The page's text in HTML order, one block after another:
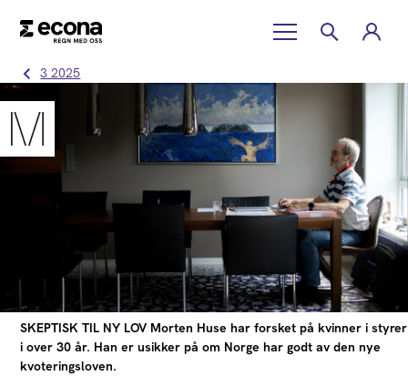
3 2025
SKEPTISK TIL NY LOV Morten Huse har forsket på kvinner i styrer
i over 30 år. Han er usikker på om Norge har godt av den nye
kvoteringsloven.